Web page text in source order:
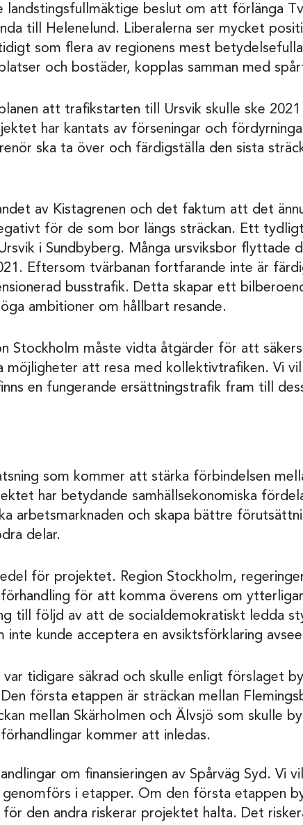
landstingsfullmäktige beslut om att förlänga
till Helenelund. Liberalerna ser mycket
som flera av regionens mest
och bostäder, kopplas samman med
att trafikstarten till Ursvik skulle ske
har kantats av förseningar och
ska ta över och färdigställa den sista
av Kistagrenen och det faktum att det
för de som bor längs sträckan. Ett
i Sundbyberg. Många ursviksbor flyttade
Eftersom tvärbanan fortfarande inte är
busstrafik. Detta skapar ett
ambitioner om hållbart resande.
Stockholm måste vidta åtgärder för att
möjligheter att resa med kollektivtrafiken. Vi
en fungerande ersättningstrafik fram till
som kommer att stärka förbindelsen
har betydande samhällsekonomiska
arbetsmarknaden och skapa bättre
delar.
för projektet. Region Stockholm,
för att komma överens om
till följd av att de socialdemokratiskt ledda
inte kunde acceptera en avsiktsförklaring
var tidigare säkrad och skulle enligt förslaget
första etappen är sträckan mellan
mellan Skärholmen och Älvsjö som skulle
kommer att inledas.
om finansieringen av Spårväg Syd. Vi
i etapper. Om den första etappen
för den andra riskerar projektet halta. Det